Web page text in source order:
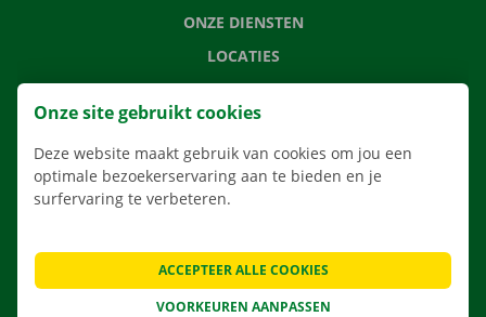
ONZE DIENSTEN
LOCATIES
APP
VERHUISOPLOSSINGEN
VEELGESTELDE VRAGEN
NIEUWS
Onze site gebruikt cookies
Deze website maakt gebruik van cookies om jou een
optimale bezoekerservaring aan te bieden en je
surfervaring te verbeteren.
VOORKEUREN AANPASSEN
ACCEPTEER ALLE COOKIES